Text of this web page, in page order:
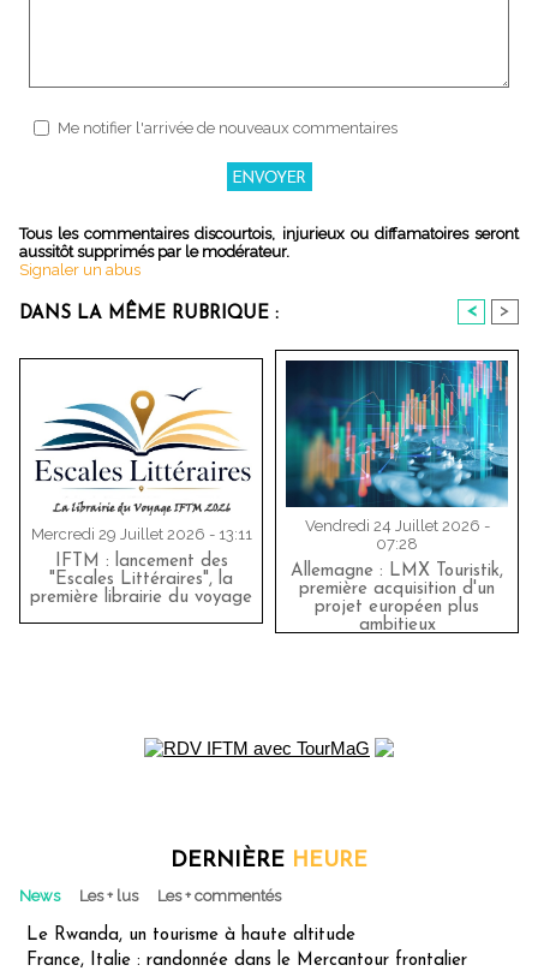
Me notifier l'arrivée de nouveaux commentaires
Tous les commentaires discourtois, injurieux ou diffamatoires seront
aussitôt supprimés par le modérateur.
Signaler un abus
DANS LA MÊME RUBRIQUE : < >
Mercredi 29 Juillet 2026 - 13:11
IFTM : lancement des
"Escales Littéraires", la
première librairie du voyage
Vendredi 24 Juillet 2026 -
07:28
Allemagne : LMX Touristik,
première acquisition d'un
projet européen plus
ambitieux
DERNIÈRE HEURE
News Les + lus Les + commentés
Le Rwanda, un tourisme à haute altitude
France, Italie : randonnée dans le Mercantour frontalier